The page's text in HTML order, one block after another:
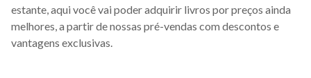
estante, aqui você vai poder adquirir livros por preços ainda
melhores, a partir de nossas pré-vendas com descontos e
vantagens exclusivas.